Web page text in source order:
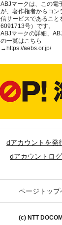
ABJマークは、この電
が、著作権者からコ
信サービスであること
6091713号）です。
ABJマークの詳細、
の一覧はこちら
→ https://aebs.or.jp/
dアカウントを発
dアカウントロ
ページトップ
(c) NTT